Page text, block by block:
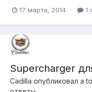
17 марта, 2014
1
Supercharger
Cadilla опубликовал a